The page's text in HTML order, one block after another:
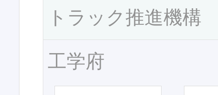
トラック推進機構
工学府